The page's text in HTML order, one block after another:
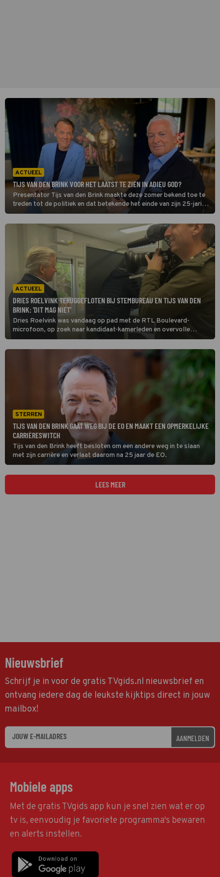
ACTUEEL
TIJS VAN DEN BRINK VOOR HET LAATST TE ZIEN IN ADIEU GOD?
Presentator Tijs van den Brink maakte deze zomer bekend toe te
treden tot de politiek en dat betekende het einde van zijn 25-jarige
loopbaan bij de EO. In november zien we daarom het laatste
seizoen van Adieu God?.
ACTUEEL
DRIES ROELVINK TERUGGEFLOTEN BIJ STEMBUREAU EN TIJS VAN DEN
BRINK: 'DIT MAG NIET'
Dries Roelvink was vandaag op pad met de RTL Boulevard-
microfoon, op zoek naar kandidaat-kamerleden en overvolle
stembureau's. Bij zijn bezoek aan Tijs van den Brink, de nummer 11
van het CDA, ging het even mis.
STERREN
TIJS VAN DEN BRINK GAAT WEG BIJ DE EO EN MAAKT EEN OPMERKELIJKE
CARRIÈRESWITCH
Tijs van den Brink heeft besloten om een andere weg in te slaan
met zijn carrière en verlaat daarom na 25 jaar de EO.
LEES MEER
Nieuwsbrief
Schrijf je in voor de gratis TVgids.nl nieuwsbrief en
ontvang iedere dag de leukste kijktips direct in jouw
mailbox!
AANMELDEN
Mobiele apps
Met de gratis TVgids app kun je snel zien wat er op
tv is, eenvoudig je favoriete programma's bewaren
en alerts instellen.